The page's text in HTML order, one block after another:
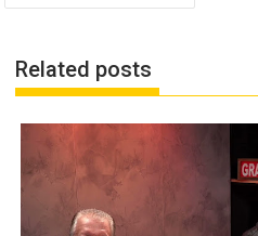
Related posts